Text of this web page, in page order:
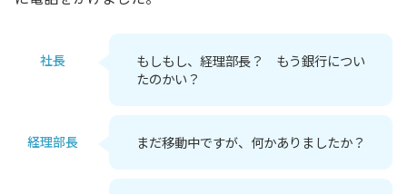
社長
もしもし、経理部長？ もう銀行につい
たのかい？
経理部長 まだ移動中ですが、何かありましたか？